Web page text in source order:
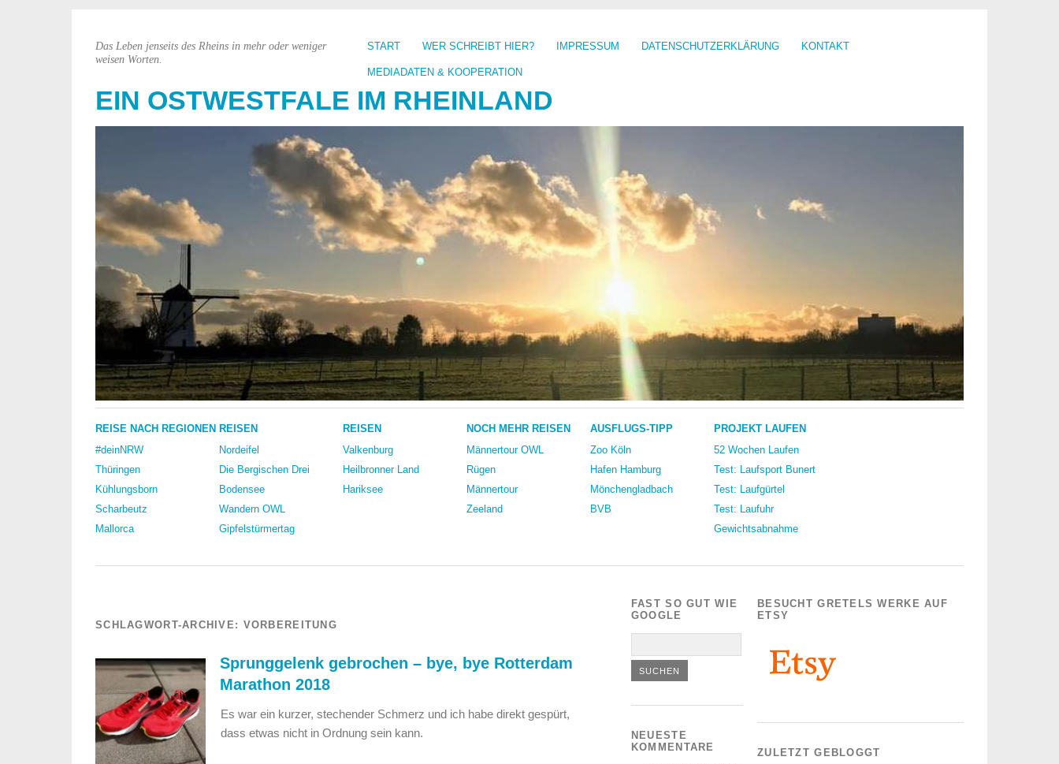
START WER SCHREIBT HIER? IMPRESSUM DATENSCHUTZERKLÄRUNG KONTAKT
MEDIADATEN & KOOPERATION
EIN OSTWESTFALE IM RHEINLAND
Das Leben jenseits des Rheins in mehr oder weniger
weisen Worten.
REISE NACH REGIONEN
#deinNRW
Thüringen
Kühlungsborn
Scharbeutz
Mallorca
REISEN
Nordeifel
Die Bergischen Drei
Bodensee
Wandern OWL
Gipfelstürmertag
REISEN
Valkenburg
Heilbronner Land
Hariksee
NOCH MEHR REISEN
Männertour OWL
Rügen
Männertour
Zeeland
AUSFLUGS-TIPP
Zoo Köln
Hafen Hamburg
Mönchengladbach
BVB
PROJEKT LAUFEN
52 Wochen Laufen
Test: Laufsport Bunert
Test: Laufgürtel
Test: Laufuhr
Gewichtsabnahme
SCHLAGWORT-ARCHIVE: VORBEREITUNG
Sprunggelenk gebrochen – bye, bye Rotterdam
Marathon 2018
Es war ein kurzer, stechender Schmerz und ich habe direkt gespürt,
dass etwas nicht in Ordnung sein kann.
FAST SO GUT WIE
GOOGLE
NEUESTE
KOMMENTARE
BESUCHT GRETELS WERKE AUF
ETSY
ZULETZT GEBLOGGT